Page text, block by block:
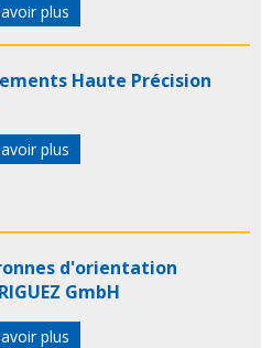
plus
Haute Précision
plus
d'orientation
GmbH
plus